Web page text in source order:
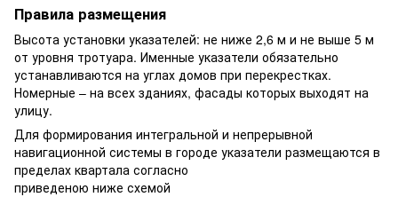
Правила размещения
Высота установки указателей: не ниже 2,6 м и не выше 5 м
от уровня тротуара. Именные указатели обязательно
устанавливаются на углах домов при перекрестках.
Номерные – на всех зданиях, фасады которых выходят на
улицу.
Для формирования интегральной и непрерывной
навигационной системы в городе указатели размещаются в
пределах квартала согласно
приведеною ниже схемой